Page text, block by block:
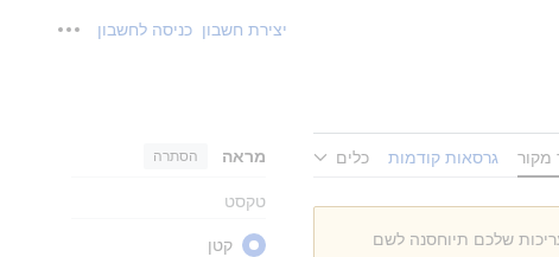
יצירת חשבון כניסה לחשבון כלים
מקור גרסאות קודמות כלים מראה הסתרה
טקסט
קטן
שלכם תיוחסנה לשם